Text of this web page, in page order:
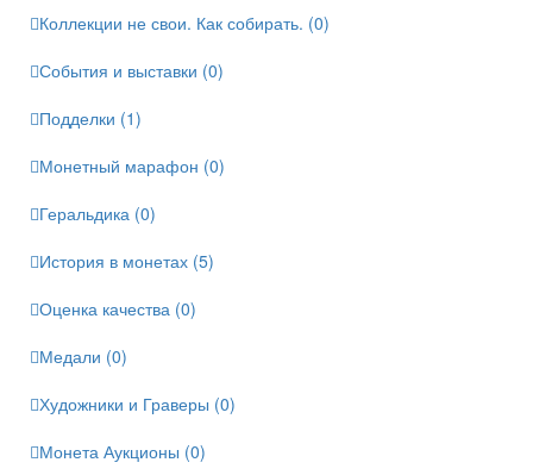
Коллекции не свои. Как собирать. (0)
События и выставки (0)
Подделки (1)
Монетный марафон (0)
Геральдика (0)
История в монетах (5)
Оценка качества (0)
Медали (0)
Художники и Граверы (0)
Монета Аукционы (0)